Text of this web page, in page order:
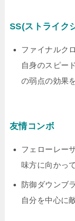
SS(ストライク
ファイナルク
自身のスピー
の弱点の効果
友情コンボ
フェローレー
味方に向かっ
防御ダウンブ
自分を中心に